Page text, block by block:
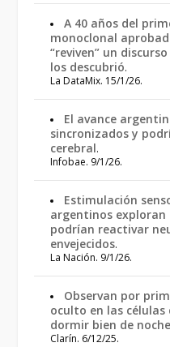
A 40 años del
monoclonal
“reviven” un
los descubrió.
La DataMix. 15/1/26.
El avance
sincronizados y
cerebral.
Infobae. 9/1/26.
Estimulación
argentinos exploran
podrían reactivar
envejecidos.
La Nación. 9/1/26.
Observan por
oculto en las
dormir bien de
Clarín. 6/12/25.